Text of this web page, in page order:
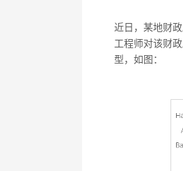
近日，某地财
工程师对该财
型，如图：